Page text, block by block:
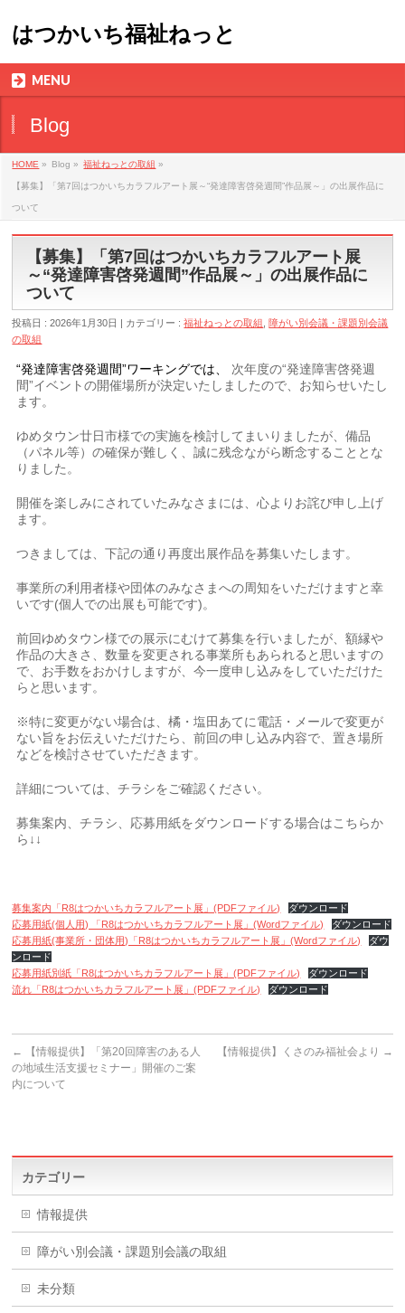
はつかいち福祉ねっと
MENU
Blog
HOME » Blog » 福祉ねっとの取組 »
【募集】「第7回はつかいちカラフルアート展～“発達障害啓発週間”作品展～」の出展作品に
ついて
【募集】「第7回はつかいちカラフルアート展
～“発達障害啓発週間”作品展～」の出展作品に
ついて
投稿日 : 2026年1月30日 | カテゴリー :福祉ねっとの取組 ,障がい別会議・課題別会議
の取組
“発達障害啓発週間”ワーキングでは、
次年度の“発達障害啓発週
間”イベントの開催場所が決定いたしましたので、お知らせいたし
ます。
ゆめタウン廿日市様での実施を検討してまいりましたが、備品
（パネル等）の確保が難しく、誠に残念ながら断念することとな
りました。
開催を楽しみにされていたみなさまには、心よりお詫び申し上げ
ます。
つきましては、下記の通り再度出展作品を募集いたします。
事業所の利用者様や団体のみなさまへの周知をいただけますと幸
いです(個人での出展も可能です)。
前回ゆめタウン様での展示にむけて募集を行いましたが、額縁や
作品の大きさ、数量を変更される事業所もあられると思いますの
で、お手数をおかけしますが、今一度申し込みをしていただけた
らと思います。
※特に変更がない場合は、橘・塩田あてに電話・メールで変更が
ない旨をお伝えいただけたら、前回の申し込み内容で、置き場所
などを検討させていただきます。
詳細については、チラシをご確認ください。
募集案内、チラシ、応募用紙をダウンロードする場合はこちらか
ら↓↓
募集案内「R8はつかいちカラフルアート展」(PDFファイル)
ダウンロード
応募用紙(個人用) 「R8はつかいちカラフルアート展」(Wordファイル)
ダウンロード
応募用紙(事業所・団体用)「R8はつかいちカラフルアート展」(Wordファイル)
ダウ
ンロード
応募用紙別紙「R8はつかいちカラフルアート展」(PDFファイル)
ダウンロード
流れ「R8はつかいちカラフルアート展」(PDFファイル)
ダウンロード
←
【情報提供】「第20回障害のある人
の地域生活支援セミナー」開催のご案
内について
【情報提供】くさのみ福祉会より →
カテゴリー
情報提供
障がい別会議・課題別会議の取組
未分類